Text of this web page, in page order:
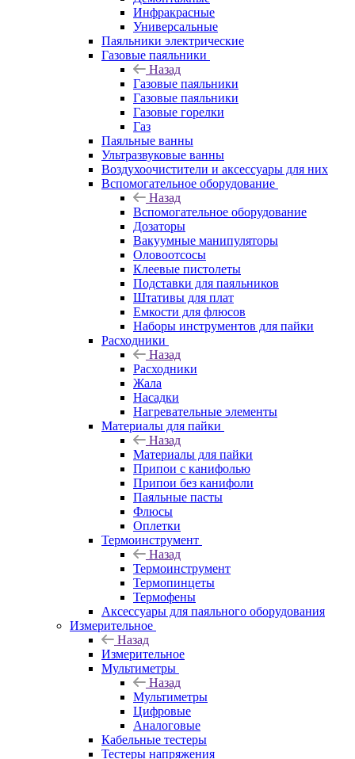
Инфракрасные
Универсальные
Паяльники электрические
Газовые паяльники
Назад
Газовые паяльники
Газовые паяльники
Газовые горелки
Газ
Паяльные ванны
Ультразвуковые ванны
Воздухоочистители и аксессуары для них
Вспомогательное оборудование
Назад
Вспомогательное оборудование
Дозаторы
Вакуумные манипуляторы
Оловоотсосы
Клеевые пистолеты
Подставки для паяльников
Штативы для плат
Емкости для флюсов
Наборы инструментов для пайки
Расходники
Назад
Расходники
Жала
Насадки
Нагревательные элементы
Материалы для пайки
Назад
Материалы для пайки
Припои с канифолью
Припои без канифоли
Паяльные пасты
Флюсы
Оплетки
Термоинструмент
Назад
Термоинструмент
Термопинцеты
Термофены
Аксессуары для паяльного оборудования
Измерительное
Назад
Измерительное
Мультиметры
Назад
Мультиметры
Цифровые
Аналоговые
Кабельные тестеры
Тестеры напряжения